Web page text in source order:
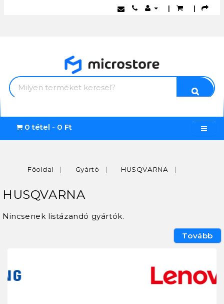
| |
0 tétel - 0 Ft
Főoldal Gyártó HUSQVARNA
HUSQVARNA
Nincsenek listázandó gyártók.
Tovább